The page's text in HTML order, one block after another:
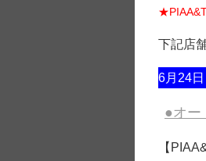
下記店
6月24日
●オー
【